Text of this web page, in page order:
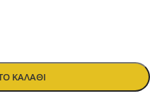
ΚΑΛΆΘΙ